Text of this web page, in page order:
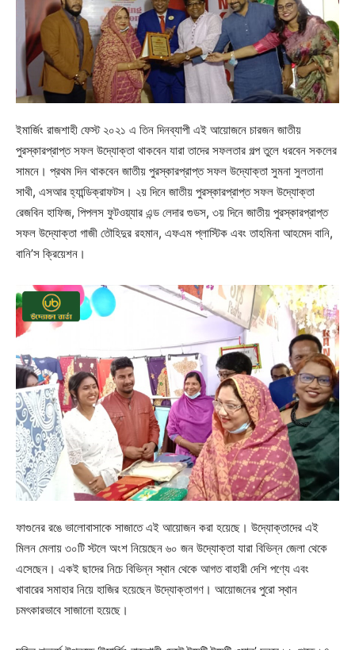
ইমার্জিং রাজশাহী ফেস্ট ২০২১ এ তিন দিনব্যাপী এই আয়োজনে চারজন জাতীয়
পুরস্কারপ্রাপ্ত সফল উদ্যোক্তা থাকবেন যারা তাদের সফলতার গল্প তুলে ধরবেন সকলের
সামনে। প্রথম দিন থাকবেন জাতীয় পুরস্কারপ্রাপ্ত সফল উদ্যোক্তা সুমনা সুলতানা
সাথী, এসআর হ্যান্ডিক্রাফটস। ২য় দিনে জাতীয় পুরস্কারপ্রাপ্ত সফল উদ্যোক্তা
রেজবিন হাফিজ, পিপলস ফুটওয়্যার এন্ড লেদার গুডস, ৩য় দিনে জাতীয় পুরস্কারপ্রাপ্ত
সফল উদ্যোক্তা গাজী তৌহিদুর রহমান, এফএম প্লাস্টিক এবং তাহমিনা আহমেদ বানি,
বানি’স ক্রিয়েশন।
ফাগুনের রঙে ভালোবাসাকে সাজাতে এই আয়োজন করা হয়েছে। উদ্যোক্তাদের এই
মিলন মেলায় ৩০টি স্টলে অংশ নিয়েছেন ৬০ জন উদ্যোক্তা যারা বিভিন্ন জেলা থেকে
এসেছেন। একই ছাদের নিচে বিভিন্ন স্থান থেকে আগত বাহারী দেশি পণ্যে এবং
খাবারের সমাহার নিয়ে হাজির হয়েছেন উদ্যোক্তাগণ। আয়োজনের পুরো স্থান
চমৎকারভাবে সাজানো হয়েছে।